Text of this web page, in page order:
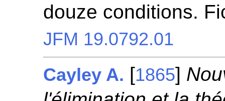
douze conditions.
JFM 19.0792.01
Cayley A. [1865]